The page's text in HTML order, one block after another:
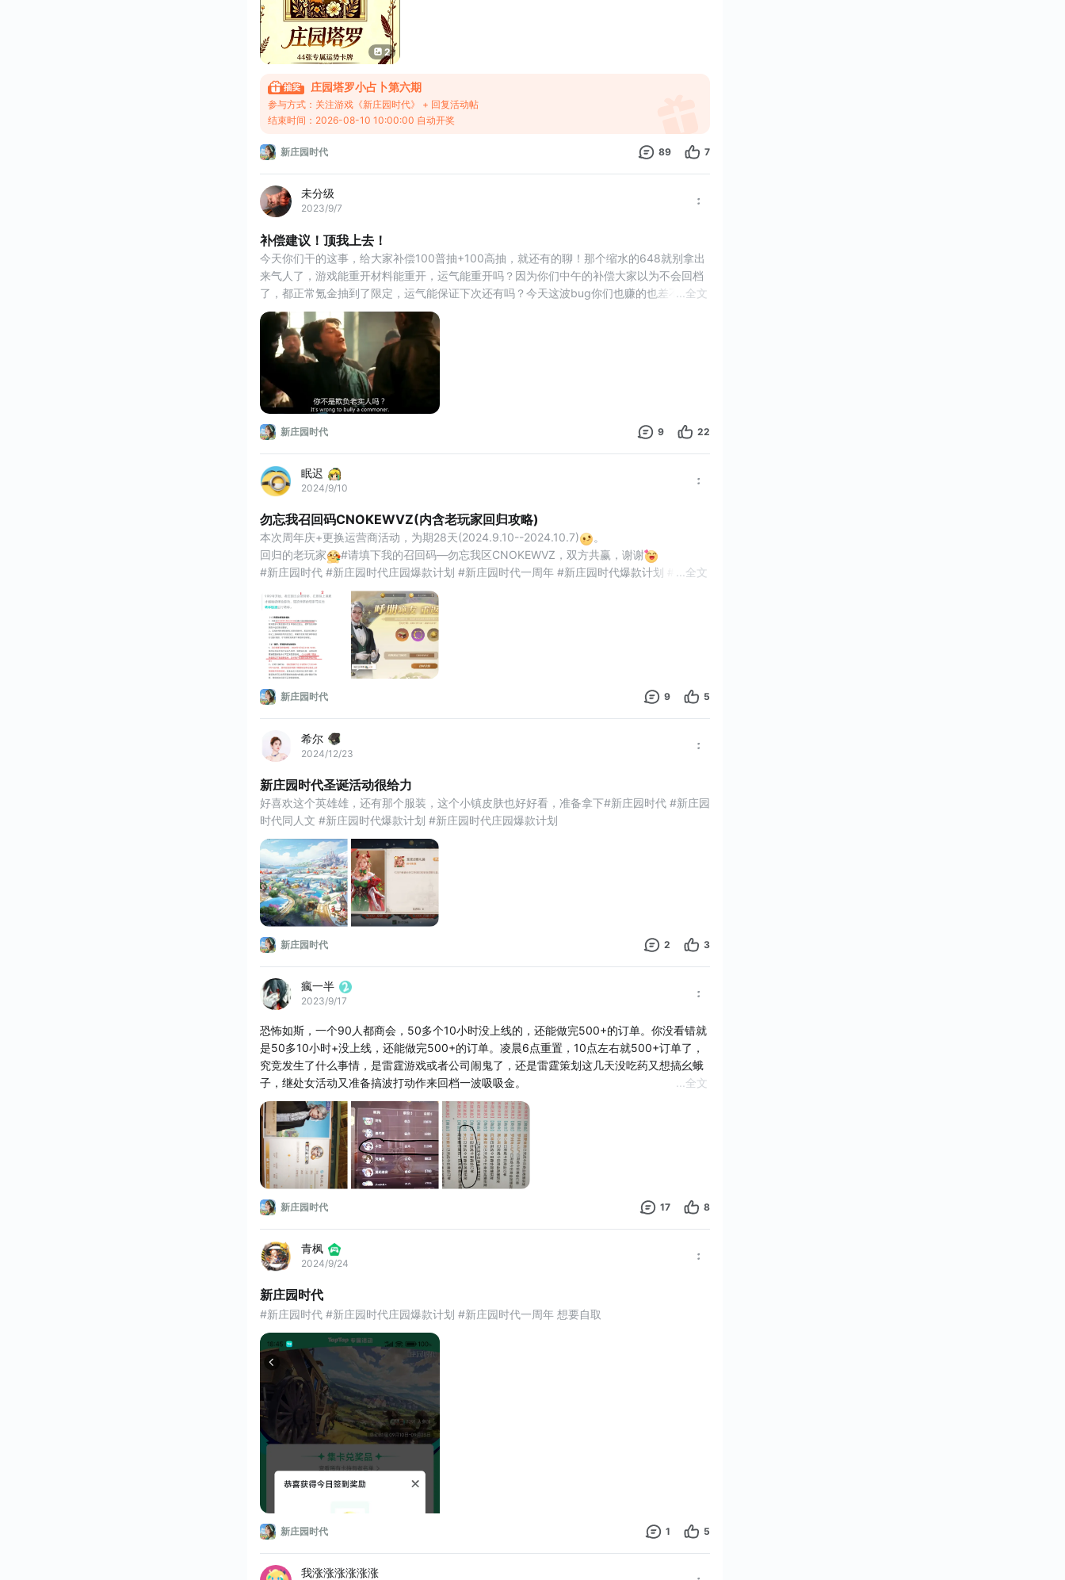
能量在此交汇，象征
2
庄园塔罗小占卜第六期
参与方式：关注游戏《新庄园时代》 + 回复活动帖
结束时间：2026-08-10 10:00:00 自动开奖
新庄园时代 89 7
未分级
2023/9/7
补偿建议！顶我上去！
今天你们干的这事，给大家补偿100普抽+100高抽，就还有的聊！那个缩水的648就别拿出
来气人了，游戏能重开材料能重开，运气能重开吗？因为你们中午的补偿大家以为不会回档
了，都正常氪金抽到了限定，运气能保证下次还有吗？今天这波bug你们也赚的也差不多
了，别自己错了还把损失强加给玩家！赞同请赞我上去！#新庄园时代庄园爆款计划
全文
新庄园时代 9 22
眠迟
2024/9/10
勿忘我召回码CNOKEWVZ(内含老玩家回归攻略)
本次周年庆+更换运营商活动，为期28天(2024.9.10--2024.10.7)
。
回归的老玩家
#请填下我的召回码—勿忘我区CNOKEWVZ，双方共赢，谢谢
#新庄园时代 #新庄园时代庄园爆款计划 #新庄园时代一周年 #新庄园时代爆款计划 #老玩家
回归 #中秋国庆 #福利活动
全文
新庄园时代 9 5
希尔
2024/12/23
新庄园时代圣诞活动很给力
好喜欢这个英雄雄，还有那个服装，这个小镇皮肤也好好看，准备拿下#新庄园时代 #新庄园
时代同人文 #新庄园时代爆款计划 #新庄园时代庄园爆款计划
新庄园时代 2 3
瘋一半
2023/9/17
恐怖如斯，一个90人都商会，50多个10小时没上线的，还能做完500+的订单。你没看错就
是50多10小时+没上线，还能做完500+的订单。凌晨6点重置，10点左右就500+订单了，
究竞发生了什么事情，是雷霆游戏或者公司闹鬼了，还是雷霆策划这几天没吃药又想搞幺蛾
子，继处女活动又准备搞波打动作来回档一波吸吸金。
矢车菊-雾，恶龙咆哮商会记者-黑心商为你报道。#新庄园时代庄园爆款计划
全文
新庄园时代 17 8
青枫
2024/9/24
新庄园时代
#新庄园时代 #新庄园时代庄园爆款计划 #新庄园时代一周年 想要自取
新庄园时代 1 5
我涨涨涨涨涨涨